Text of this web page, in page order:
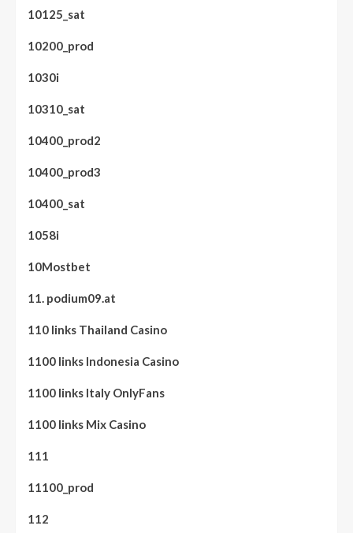
10125_sat
10200_prod
1030i
10310_sat
10400_prod2
10400_prod3
10400_sat
1058i
10Mostbet
11. podium09.at
110 links Thailand Casino
1100 links Indonesia Casino
1100 links Italy OnlyFans
1100 links Mix Casino
111
11100_prod
112